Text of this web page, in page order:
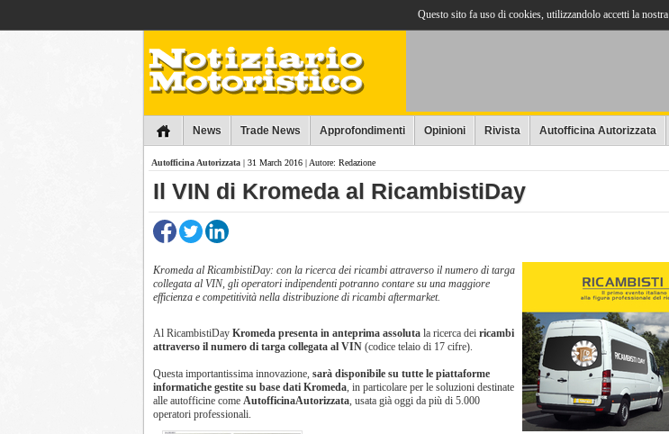
News Trade News Approfondimenti Opinioni Rivista Autofficina Autorizzata
Autofficina Autorizzata | 31 March 2016 | Autore: Redazione
Il VIN di Kromeda al RicambistiDay
Kromeda al RicambistiDay: con la ricerca dei ricambi attraverso il numero di targa
collegata al VIN, gli operatori indipendenti potranno contare su una maggiore
efficienza e competitività nella distribuzione di ricambi aftermarket.
Al RicambistiDay Kromeda presenta in anteprima assoluta la ricerca dei ricambi
attraverso il numero di targa collegata al VIN (codice telaio di 17 cifre).
Questa importantissima innovazione, sarà disponibile su tutte le piattaforme
informatiche gestite su base dati Kromeda, in particolare per le soluzioni destinate
alle autofficine come AutofficinaAutorizzata, usata già oggi da più di 5.000
operatori professionali.
Questo sito fa uso di cookies, utilizzandolo accetti la nostra